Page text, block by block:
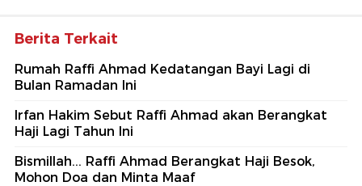
Berita Terkait
Rumah Raffi Ahmad Kedatangan Bayi Lagi di
Bulan Ramadan Ini
Irfan Hakim Sebut Raffi Ahmad akan Berangkat
Haji Lagi Tahun Ini
Bismillah... Raffi Ahmad Berangkat Haji Besok,
Mohon Doa dan Minta Maaf